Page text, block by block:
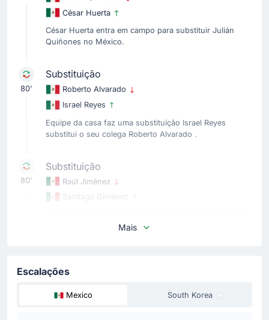
César Huerta
César Huerta entra em campo para substituir Julián
Quiñones no México.
80'
Substituição
Roberto Alvarado
Israel Reyes
Equipe da casa faz uma substituição Israel Reyes
substitui o seu colega Roberto Alvarado .
80'
Substituição
Raúl Jiménez
Santiago Giménez
77'
Paik Seung-ho
Mais
Escalações
Mexico South Korea